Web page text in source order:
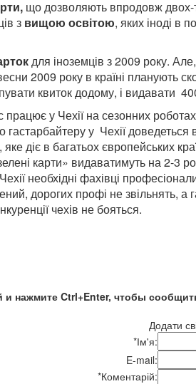
що дозволяють впродовж двох-
з вищою освітою, яких іноді в
для іноземців з 2009 року.
2009 року в країні планують
квиток додому, і видавати
працює у Чехії на сезонних
у Чехії
діє в багатьох європейських
карти» видаватимуть на 2-3
необхідні фахівці
дорогих профі не звільнять,
чехів не бояться.
нажмите Ctrl+Enter, чтобы
Додати
*Ім'я:
E-mail:
*Коментарій: